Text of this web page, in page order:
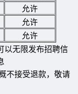
允许
允许
允许
以无限发布招聘信
不接受退款，敬请